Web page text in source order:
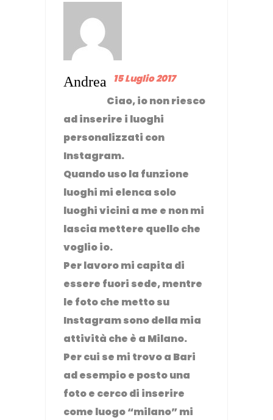
Andrea 15 Luglio 2017
Ciao, io non riesco
ad inserire i luoghi
personalizzati con
Instagram.
Quando uso la funzione
luoghi mi elenca solo
luoghi vicini a me e non mi
lascia mettere quello che
voglio io.
Per lavoro mi capita di
essere fuori sede, mentre
le foto che metto su
Instagram sono della mia
attività che è a Milano.
Per cui se mi trovo a Bari
ad esempio e posto una
foto e cerco di inserire
come luogo “milano” mi